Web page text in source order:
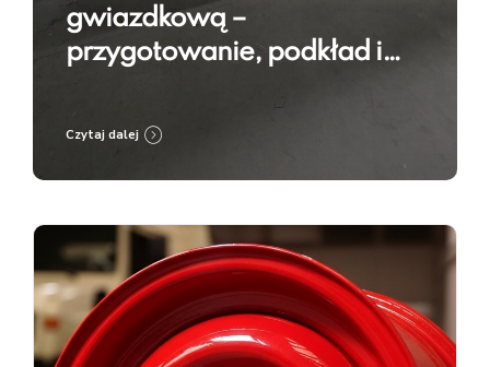
gwiazdkową –
przygotowanie, podkład i
Czytaj dalej